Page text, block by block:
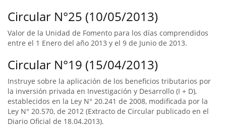
Circular N°25 (10/05/2013)
Valor de la Unidad de Fomento para los días comprendidos
entre el 1 Enero del año 2013 y el 9 de Junio de 2013.
Circular N°19 (15/04/2013)
Instruye sobre la aplicación de los beneficios tributarios por
la inversión privada en Investigación y Desarrollo (I + D),
establecidos en la Ley N° 20.241 de 2008, modificada por la
Ley N° 20.570, de 2012 (Extracto de Circular publicado en el
Diario Oficial de 18.04.2013).